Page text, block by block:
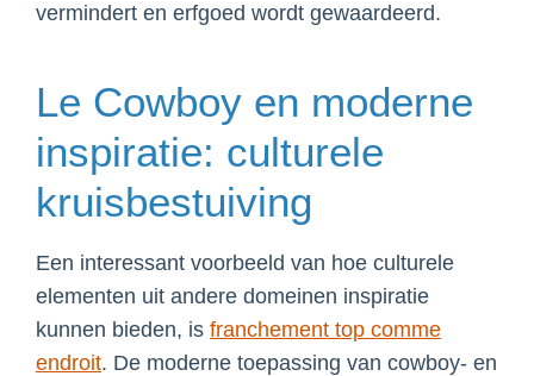
vermindert en erfgoed wordt gewaardeerd.
Le Cowboy en moderne
inspiratie: culturele
kruisbestuiving
Een interessant voorbeeld van hoe culturele
elementen uit andere domeinen inspiratie
kunnen bieden, is franchement top comme
endroit. De moderne toepassing van cowboy- en